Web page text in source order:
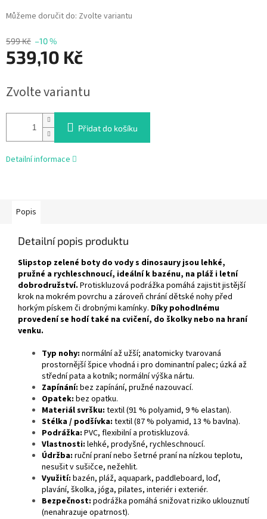
599 Kč –10 %
539,10 Kč
cena:
Zvolte variantu
Můžeme doručit do: Zvolte variantu
Přidat do košíku
Detailní informace
Popis
Detailní popis produktu
Slipstop zelené boty do vody s dinosaury jsou lehké,
pružné a rychleschnoucí, ideální k bazénu, na pláž i letní
dobrodružství. Protiskluzová podrážka pomáhá zajistit jistější
krok na mokrém povrchu a zároveň chrání dětské nohy před
horkým pískem či drobnými kamínky. Díky pohodlnému
provedení se hodí také na cvičení, do školky nebo na hraní
venku.
Typ nohy: normální až užší; anatomicky tvarovaná
prostornější špice vhodná i pro dominantní palec; úzká až
střední pata a kotník; normální výška nártu.
Zapínání: bez zapínání, pružné nazouvací.
Opatek: bez opatku.
Materiál svršku: textil (91 % polyamid, 9 % elastan).
Stélka / podšívka: textil (87 % polyamid, 13 % bavlna).
Podrážka: PVC, flexibilní a protiskluzová.
Vlastnosti: lehké, prodyšné, rychleschnoucí.
Údržba: ruční praní nebo šetrné praní na nízkou teplotu,
nesušit v sušičce, nežehlit.
Využití: bazén, pláž, aquapark, paddleboard, loď,
plavání, školka, jóga, pilates, interiér i exteriér.
Bezpečnost: podrážka pomáhá snižovat riziko uklouznutí
(nenahrazuje opatrnost).